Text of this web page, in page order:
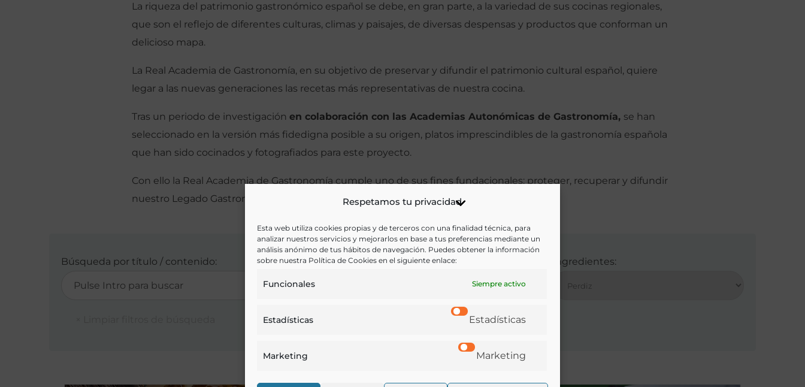
Respetamos tu privacidad
Esta web utiliza cookies propias y de terceros con una finalidad técnica, para
analizar nuestros servicios y mejorarlos en base a tus preferencias mediante un
análisis anónimo de tus hábitos de navegación. Puedes obtener la información
sobre nuestra Política de Cookies en el siguiente enlace:
Funcionales Siempre activo
Estadísticas Estadísticas
Marketing Marketing
La riqueza del patrimonio gastronómico español se debe, en gran parte, a la variedad de sus cocinas regionales,
que son el reflejo de diferentes culturas, climas y paisajes, de diversas despensas y productos que conforman un
delicioso mapa.
La Real Academia de Gastronomía, en su objetivo de preservar y difundir el patrimonio cultural español, quiere
legar a las nuevas generaciones las recetas más representativas de nuestra cocina.
Tras un periodo de investigación en colaboración con las Academias Autonómicas de Gastronomía, se han
seleccionado en la versión más fidedigna posible a su origen, platos imprescindibles de la gastronomía española
que han sido cocinados y fotografiados para este proyecto.
Con ello la Real Academia de Gastronomía cumple uno de sus fines fundacionales: proteger, recuperar y difundir
nuestro Legado Gastronómico.
Búsqueda por título / contenido: Lugar de origen: Ingredientes: